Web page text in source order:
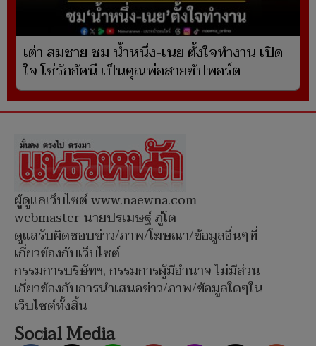
เต๋า สมชาย ชม น้ำหนึ่ง-เนย ตั้งใจทำงาน เปิด
ใจ โซ่รักอัคนี เป็นคุณพ่อสายซัปพอร์ต
ผู้ดูแลเว็บไซต์ www.naewna.com
webmaster นายปรเมษฐ์ ภู่โต
ดูแลรับผิดชอบข่าว/ภาพ/โฆษณา/ข้อมูลอื่นๆที่
เกี่ยวข้องกับเว็บไซต์
กรรมการบริษัทฯ, กรรมการผู้มีอำนาจ ไม่มีส่วน
เกี่ยวข้องกับการนำเสนอข่าว/ภาพ/ข้อมูลใดๆใน
เว็บไซต์ทั้งสิ้น
Social Media